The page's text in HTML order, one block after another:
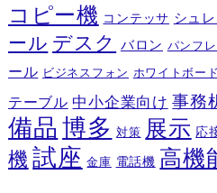
コピー機 コンテッサ シュ
ール デスク バロン パンフ
ール ビジネスフォン ホワイトボード
テーブル 中小企業向け 事務
備品 博多 対策 展示 応
機 試座 金庫 電話機 高機